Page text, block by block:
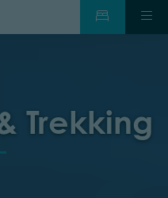
Trekking